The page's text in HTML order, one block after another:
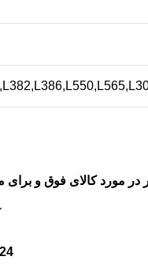
در مورد کالای فوق و برای